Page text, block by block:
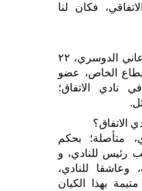
فكان لنا
• سارة خالد سلمان الودعاني الدوسري، ٢٢
الخاص، عضو
نادي الاتفاق؛
الاتفاق؟
متأصلة؛ بحكم
رئيس للنادي، و
للنادي،
بهذا الكيان